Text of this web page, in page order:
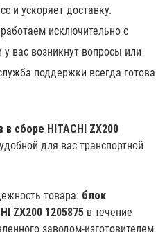
и ускоряет доставку.
исключительно с
вас возникнут вопросы или
поддержки всегда готова
сборе HITACHI ZX200
для вас транспортной
товара: блок
ZX200 1205875 в течение
заводом-изготовителем,